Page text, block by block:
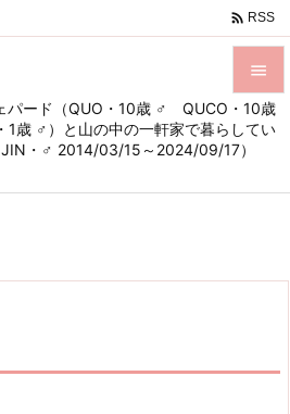
パード（QUO・10歳 ♂ QUCO・10歳
1歳 ♂）と山の中の一軒家で暮らしてい
JIN・♂ 2014/03/15～2024/09/17）


メニュ
サイド

 RSS